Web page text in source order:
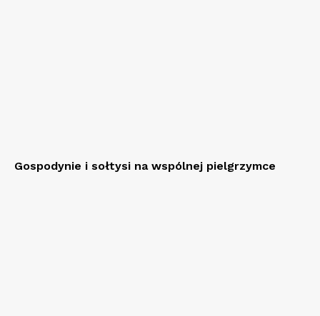
Gospodynie i sołtysi na wspólnej pielgrzymce